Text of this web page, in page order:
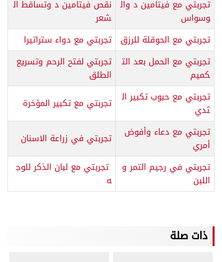
تجربتي مع فيتامين د وال
وسواس
نقص فيتامين د وتساقط ال
شعر
تجربتي مع الحوقلة للرزق تجربتي مع دواء ستراتيرا
تجربتي مع الحمل بعد الت
كميم
تجربتي لفتح الرحم وتسريع
الطلق
تجربتي مع حبوب تكبير ال
ثدي
تجربتي مع تكبير المؤخرة
تجربتي مع دعاء وأفوض
أمري
تجربتي في زراعة الاسنان
تجربتي في رجيم التمر و
اللبن
تجربتي مع لبان الذكر للوج
ه
ذات صلة